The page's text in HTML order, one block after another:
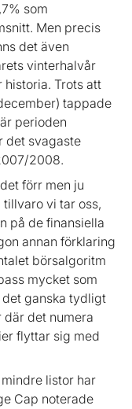
som
Men precis
det även
vinterhalvår
Trots att
tappade
perioden
det svagaste
2008.
förr men ju
vi tar oss,
på de finansiella
annan förklaring
börsalgoritm
mycket som
det ganska tydligt
det numera
flyttar sig med
listor har
Cap noterade